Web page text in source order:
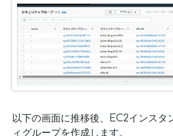
以下の画面に推移後、EC2インスタ
ィグループを作成します。